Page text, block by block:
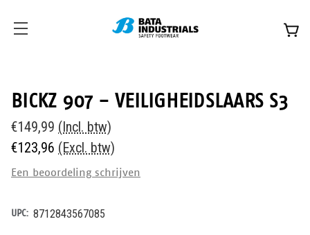
BICKZ 907 - VEILIGHEIDSLAARS S3
€149,99 (Incl. btw)
€123,96 (Excl. btw)
Een beoordeling schrijven
UPC: 8712843567085